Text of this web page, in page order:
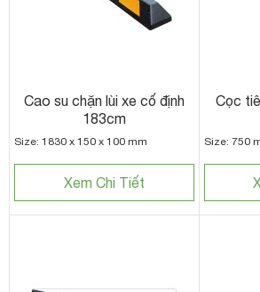
Cao su chặn lùi xe cố định
183cm
Size: 1830 x 150 x 100 mm
Xem Chi Tiết
Cọc
Size: 750